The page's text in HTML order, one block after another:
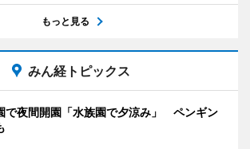
もっと見る
みん経トピックス
で夜間開園「水族園で夕涼み」 ペンギン